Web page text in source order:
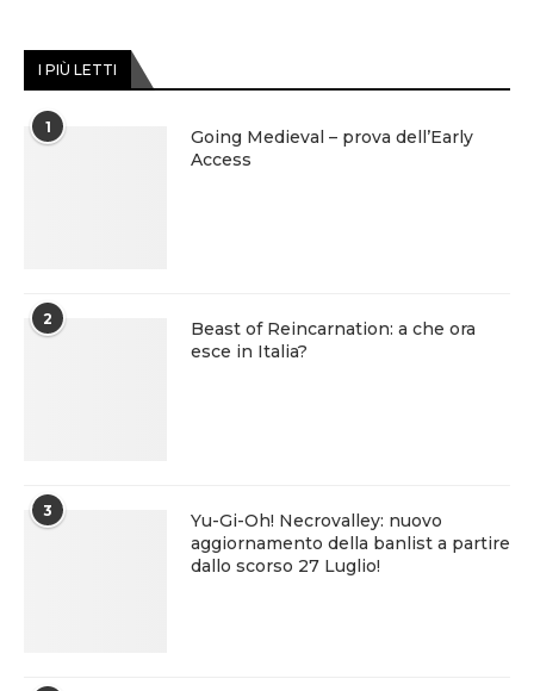
I PIÙ LETTI
1
Going Medieval – prova dell’Early
Access
2
Beast of Reincarnation: a che ora
esce in Italia?
3
Yu-Gi-Oh! Necrovalley: nuovo
aggiornamento della banlist a partire
dallo scorso 27 Luglio!